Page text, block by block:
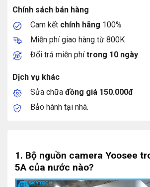
Chính sách bán hàng
Cam kết chính hãng 100%
Miễn phí giao hàng từ 800K
Đổi trả miễn phítrong 10 ngày
Dịch vụ khác
Sửa chữa đồng giá 150.000đ
Bảo hành tại nhà.
1. Bộ nguồn camera Yoosee
5A của nước nào?